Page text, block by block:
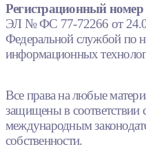
Регистрационный номер
ЭЛ № ФС 77-72266 от
Федеральной службой по
информационных
Все права на любые
защищены в соответствии
международным
собственности.